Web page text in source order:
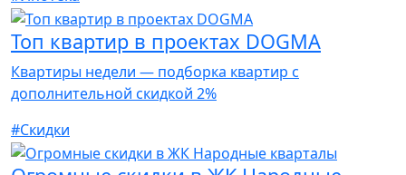
Топ квартир в проектах DOGMA
Квартиры недели — подборка квартир с
дополнительной скидкой 2%
#Скидки